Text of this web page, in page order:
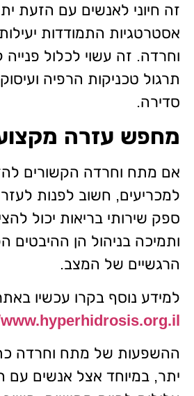
זה חיוני לאנשים עם הזעת
אסטרטגיות התמודדות
וחרדה. זה עשוי לכלול
תרגול טכניקות הרפיה
סדירה.
מחפש עזרה
אם מתח וחרדה הקשורים
למכריעים, חשוב לפנות
ספק שירותי בריאות יכול
ותמיכה בניהול הן ההיבטים
הרגשיים של המצב.
למידע נוסף בקרו עכשיו
ההשפעות של מתח וחרדה
יתר, במיוחד אצל אנשים עם